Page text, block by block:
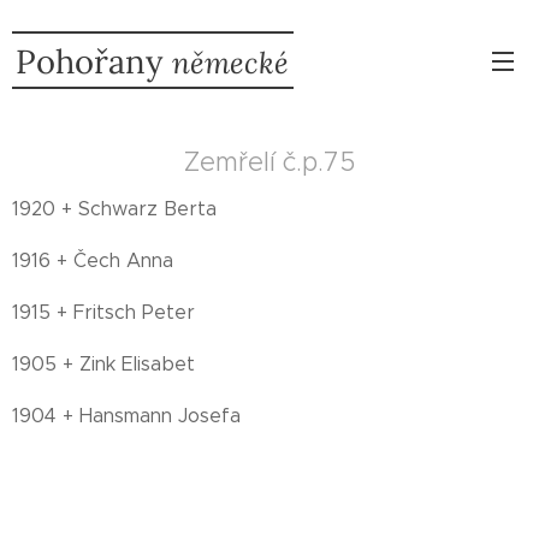
Pohořany německé
Zemřelí č.p.75
1920 + Schwarz Berta
1916 + Čech Anna
1915 + Fritsch Peter
1905 + Zink Elisabet
1904 + Hansmann Josefa